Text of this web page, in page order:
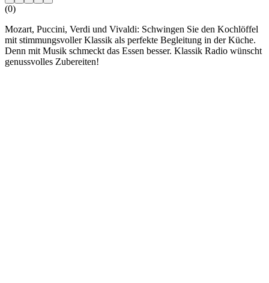
(0)
Mozart, Puccini, Verdi und Vivaldi: Schwingen Sie den Kochlöffel
mit stimmungsvoller Klassik als perfekte Begleitung in der Küche.
Denn mit Musik schmeckt das Essen besser. Klassik Radio wünscht
genussvolles Zubereiten!